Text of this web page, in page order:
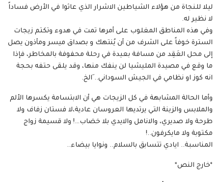
ليلا للنجاة من هؤلاء الشياطين الاشرار الذي عاثوا في الأرض فساداً
لا نظير له.
وفي هذه المناطق المغلوب على أمرها تمت في هدوء وتكتم زيجات
السترة خوفاً على الشرف من أن يُنتهك و بصداق ميسر ومأذون يصل
إلى محل العَقِد من مسافة بعيدة في رحلة محفوفة بالمخاطر، فإذا
ما وقع في مصيدة المليشيا لن ينفك منها، وقد يلقى حتفه بحجة
انه كوز او نظامي في الجيش السوداني.. َالخ.
وأما الحالة المشابهة في كل الزيجات هي أن الابتسامة يكسرها الألم
والملابس والزينة التي يرتديها العروسان عادية،لا فستان زفاف ولا
طرحة ولا صديري، والانامل والايدي بلا خضاب…! ولا قسيمة زواج
مكتوبة ولا مايكرفون..!
المناسبة.. ايادي تتسابق بالسلام.. ونوايا بيضاء..
*خارج النص*